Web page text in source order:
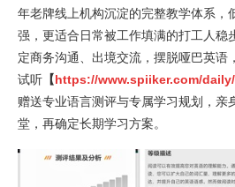
年老牌线上机构沉淀的完整教学体系，
强，更适合日常被工作填满的打工人稳
定商务沟通、出境交流，摆脱哑巴英语
试听 【https://www.spiiker.com/
赠送专业语言测评与专属学习规划，亲
堂，再确定长期学习方案。